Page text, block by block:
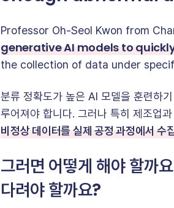
Professor Oh-Seol Kwon from
generative AI models to
the collection of data under
분류 정확도가 높은 AI 모델을 훈련하
루어져야 합니다. 그러나 특히 제조업
비정상 데이터를 실제 공정 과정에서 수
그러면 어떻게 해야 할까
다려야 할까요?